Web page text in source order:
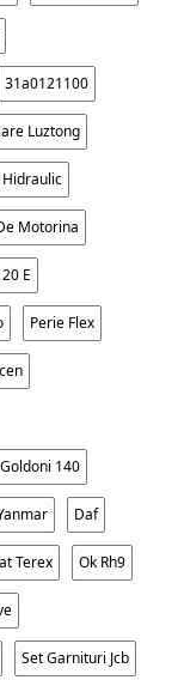
31a0121100
Luztong
Motorina
E
Perie Flex
140
Daf
Terex Ok Rh9
Set Garnituri Jcb